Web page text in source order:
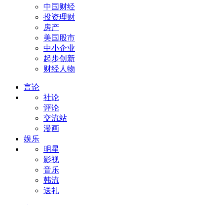
中国财经
投资理财
房产
美国股市
中小企业
起步创新
财经人物
言论
社论
评论
交流站
漫画
娱乐
明星
影视
音乐
韩流
送礼